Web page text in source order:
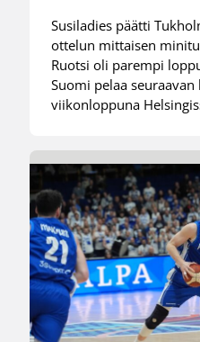
Susiladies päätti
ottelun mittaisen
Ruotsi oli parempi
Suomi pelaa seuraavan
viikonloppuna